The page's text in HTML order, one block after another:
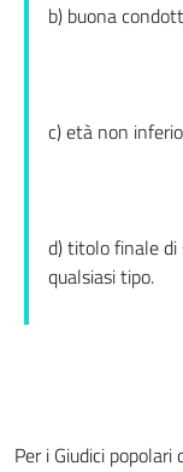
b) buona
c) età non
d) titolo finale di
qualsiasi tipo.
Per i Giudici